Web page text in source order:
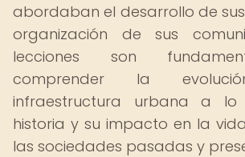
abordaban el desarrollo de
organización de sus
lecciones son
comprender la
infraestructura urbana a
historia y su impacto en la
las sociedades pasadas y